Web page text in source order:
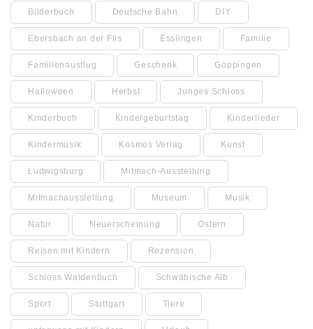
Bilderbuch Deutsche Bahn DIY
Ebersbach an der Fils Esslingen Familie
Familienausflug Geschenk Göppingen
Halloween Herbst Junges Schloss
Kinderbuch Kindergeburtstag Kinderlieder
Kindermusik Kosmos Verlag Kunst
Ludwigsburg Mitmach-Ausstellung
Mitmachausstellung Museum Musik
Natur Neuerscheinung Ostern
Reisen mit Kindern Rezension
Schloss Waldenbuch Schwäbische Alb
Sport Stuttgart Tiere